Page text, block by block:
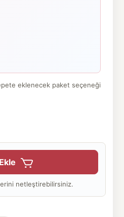
eklenecek paket seçeneği
netleştirebilirsiniz.